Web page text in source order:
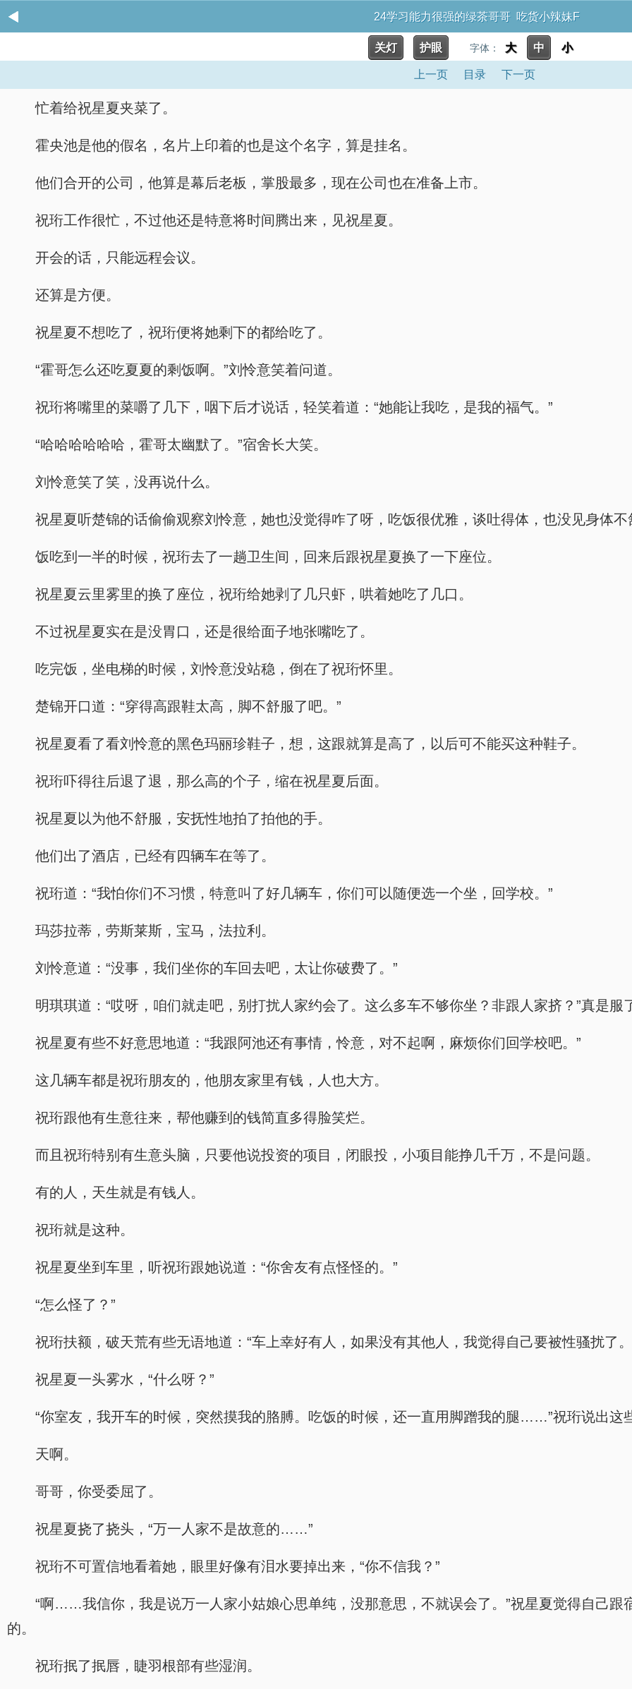
24学习能力很强的绿茶哥哥 吃货小辣妹F
关灯 护眼 字体： 大 中 小
上一页 目录 下一页
忙着给祝星夏夹菜了。
霍央池是他的假名，名片上印着的也是这个名字，算是挂名。
他们合开的公司，他算是幕后老板，掌股最多，现在公司也在准备上市。
祝珩工作很忙，不过他还是特意将时间腾出来，见祝星夏。
开会的话，只能远程会议。
还算是方便。
祝星夏不想吃了，祝珩便将她剩下的都给吃了。
“霍哥怎么还吃夏夏的剩饭啊。”刘怜意笑着问道。
祝珩将嘴里的菜嚼了几下，咽下后才说话，轻笑着道：“她能让我吃，是我的福气。”
“哈哈哈哈哈哈，霍哥太幽默了。”宿舍长大笑。
刘怜意笑了笑，没再说什么。
祝星夏听楚锦的话偷偷观察刘怜意，她也没觉得咋了呀，吃饭很优雅，谈吐得体，也没见身体不
饭吃到一半的时候，祝珩去了一趟卫生间，回来后跟祝星夏换了一下座位。
祝星夏云里雾里的换了座位，祝珩给她剥了几只虾，哄着她吃了几口。
不过祝星夏实在是没胃口，还是很给面子地张嘴吃了。
吃完饭，坐电梯的时候，刘怜意没站稳，倒在了祝珩怀里。
楚锦开口道：“穿得高跟鞋太高，脚不舒服了吧。”
祝星夏看了看刘怜意的黑色玛丽珍鞋子，想，这跟就算是高了，以后可不能买这种鞋子。
祝珩吓得往后退了退，那么高的个子，缩在祝星夏后面。
祝星夏以为他不舒服，安抚性地拍了拍他的手。
他们出了酒店，已经有四辆车在等了。
祝珩道：“我怕你们不习惯，特意叫了好几辆车，你们可以随便选一个坐，回学校。”
玛莎拉蒂，劳斯莱斯，宝马，法拉利。
刘怜意道：“没事，我们坐你的车回去吧，太让你破费了。”
明琪琪道：“哎呀，咱们就走吧，别打扰人家约会了。这么多车不够你坐？非跟人家挤？”真是服
祝星夏有些不好意思地道：“我跟阿池还有事情，怜意，对不起啊，麻烦你们回学校吧。”
这几辆车都是祝珩朋友的，他朋友家里有钱，人也大方。
祝珩跟他有生意往来，帮他赚到的钱简直多得脸笑烂。
而且祝珩特别有生意头脑，只要他说投资的项目，闭眼投，小项目能挣几千万，不是问题。
有的人，天生就是有钱人。
祝珩就是这种。
祝星夏坐到车里，听祝珩跟她说道：“你舍友有点怪怪的。”
“怎么怪了？”
祝珩扶额，破天荒有些无语地道：“车上幸好有人，如果没有其他人，我觉得自己要被性骚扰了
祝星夏一头雾水，“什么呀？”
“你室友，我开车的时候，突然摸我的胳膊。吃饭的时候，还一直用脚蹭我的腿……”祝珩说出这
天啊。
哥哥，你受委屈了。
祝星夏挠了挠头，“万一人家不是故意的……”
祝珩不可置信地看着她，眼里好像有泪水要掉出来，“你不信我？”
“啊……我信你，我是说万一人家小姑娘心思单纯，没那意思，不就误会了。”祝星夏觉得自己跟
的。
祝珩抿了抿唇，睫羽根部有些湿润。